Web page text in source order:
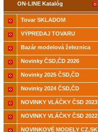
Tovar SKLADOM
VÝPREDAJ TOVARU
Bazár modelová železnica
Novinky ČSD,ČD 2026
Novinky 2025 ČSD,ČD
Novinky 2024 ČSD,ČD
NOVINKY VLÁČKY ČSD 2023
NOVINKY VLÁČKY ČSD 2022
NOVINKOVÉ MODELY CZ,SK
ON-LINE Katalóg